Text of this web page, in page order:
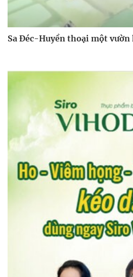
Sa Đéc-Huyền thoại một vườn